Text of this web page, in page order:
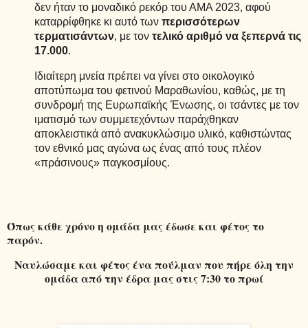
δεν ήταν το μοναδικό ρεκόρ του ΑΜΑ 2023, αφού
καταρρίφθηκε κι αυτό των περισσότερων
τερματισάντων, με τον τελικό αριθμό να ξεπερνά τις
17.000.
Ιδιαίτερη μνεία πρέπει να γίνει στο οικολογικό
αποτύπωμα του φετινού Μαραθωνίου, καθώς, με τη
συνδρομή της Ευρωπαϊκής Ένωσης, οι τσάντες με τον
ιματισμό των συμμετεχόντων παράχθηκαν
αποκλειστικά από ανακυκλώσιμο υλικό, καθιστώντας
τον εθνικό μας αγώνα ως ένας από τους πλέον
«πράσινους» παγκοσμίους.
Όπως κάθε χρόνο η ομάδα μας έδωσε και φέτος το
παρόν.
Ναυλώσαμε και φέτος ένα πούλμαν που πήρε όλη την
ομάδα από την έδρα μας στις 7:30 το πρωί